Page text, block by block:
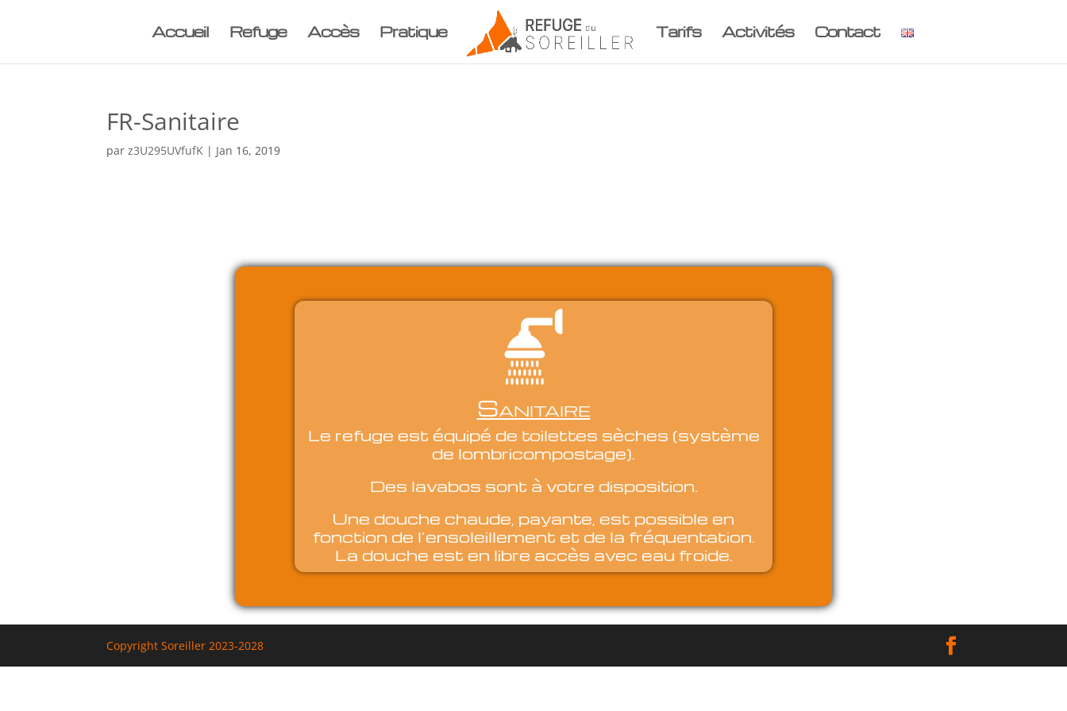
Accueil Refuge Accès Pratique Tarifs Activités Contact
FR-Sanitaire
parz3U295UVfufK | Jan 16, 2019
Sanitaire
Le refuge est équipé de toilettes sèches (système
de lombricompostage).
Des lavabos sont à votre disposition.
Une douche chaude, payante, est possible en
fonction de l’ensoleillement et de la fréquentation.
La douche est en libre accès avec eau froide.
Copyright Soreiller 2023-2028